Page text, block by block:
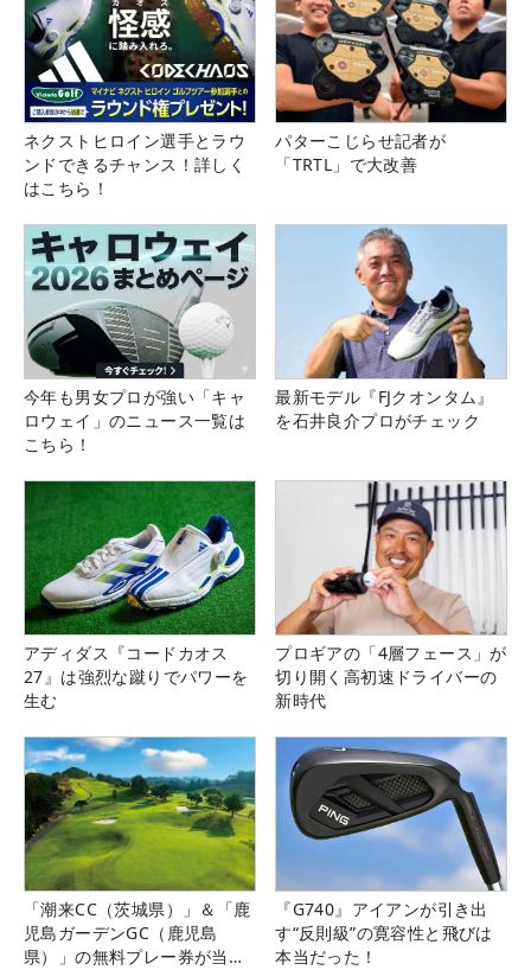
ネクストヒロイン選手とラウ
ンドできるチャンス！詳しく
はこちら！
パターこじらせ記者が
「TRTL」で大改善
今年も男女プロが強い「キャ
ロウェイ」のニュース一覧は
こちら！
最新モデル『FJクオンタム』
を石井良介プロがチェック
アディダス『コードカオス
27』は強烈な蹴りでパワーを
生む
プロギアの「4層フェース」が
切り開く高初速ドライバーの
新時代
「潮来CC（茨城県）」＆「鹿
児島ガーデンGC（鹿児島
県）」の無料プレー券が当た
『G740』アイアンが引き出
す“反則級”の寛容性と飛びは
本当だった！